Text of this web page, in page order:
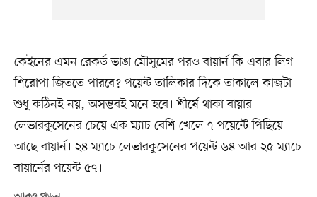
কেইনের এমন রেকর্ড ভাঙা মৌসুমের পরও বায়ার্ন কি এবার লিগ
শিরোপা জিততে পারবে? পয়েন্ট তালিকার দিকে তাকালে কাজটা
শুধু কঠিনই নয়, অসম্ভবই মনে হবে। শীর্ষে থাকা বায়ার
লেভারকুসেনের চেয়ে এক ম্যাচ বেশি খেলে ৭ পয়েন্টে পিছিয়ে
আছে বায়ার্ন। ২৪ ম্যাচে লেভারকুসেনের পয়েন্ট ৬৪ আর ২৫ ম্যাচে
বায়ার্নের পয়েন্ট ৫৭।